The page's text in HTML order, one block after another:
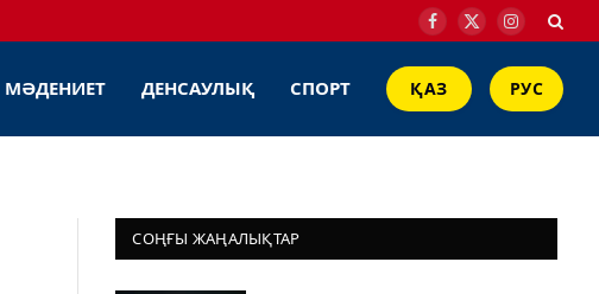
Facebook
X
Instagram
МӘДЕНИЕТ ДЕНСАУЛЫҚ СПОРТ ҚАЗ РУС
СОҢҒЫ ЖАҢАЛЫҚТАР